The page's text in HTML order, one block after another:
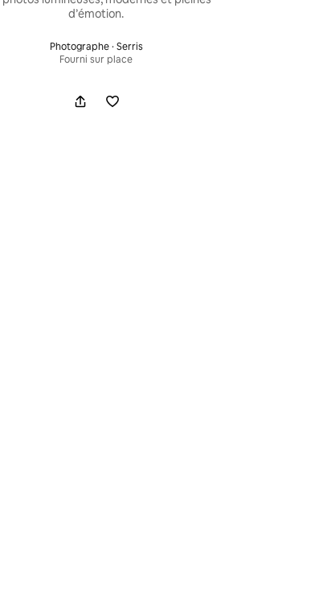
d’émotion.
Photographe · Serris
Fourni sur place